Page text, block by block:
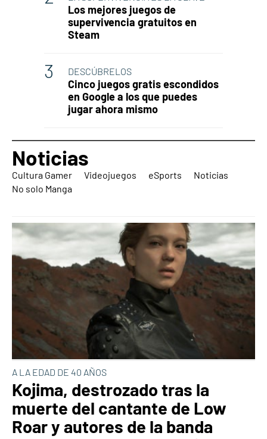
Los mejores juegos de
supervivencia gratuitos en
Steam
DESCÚBRELOS
Cinco juegos gratis escondidos
en Google a los que puedes
jugar ahora mismo
Noticias
Cultura Gamer Videojuegos eSports
Noticias
No solo Manga
A LA EDAD DE 40 AÑOS
Kojima, destrozado tras la
muerte del cantante de Low
Roar y autores de la banda